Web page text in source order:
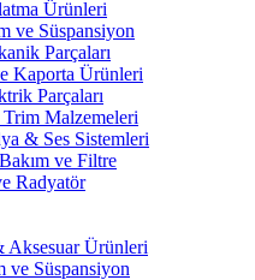
Ürünleri
ve Süspansiyon
Parçaları
Kaporta Ürünleri
Parçaları
Malzemeleri
& Ses Sistemleri
ve Filtre
Radyatör
Ürünleri
ve Süspansiyon